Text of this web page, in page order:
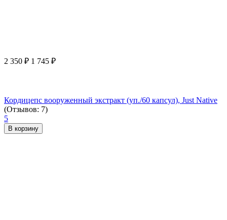
2 350 ₽ 1 745 ₽
Кордицепс вооруженный экстракт (уп./60 капсул), Just Native
(Отзывов: 7)
5
В корзину